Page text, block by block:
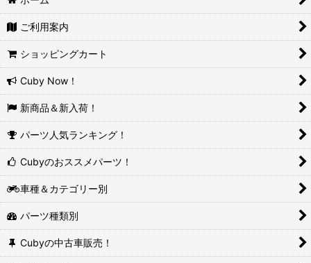
ご利用案内
ショッピングカート
Cuby Now！
新商品＆新入荷！
パーツ人気ランキング！
Cubyのおススメパーツ！
車種＆カテゴリー別
パーツ種類別
Cubyの中古車販売！